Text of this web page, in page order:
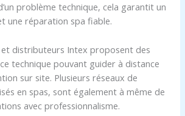
problème technique, cela garantit un
une réparation spa fiable.
distributeurs Intex proposent des
technique pouvant guider à distance
sur site. Plusieurs réseaux de
en spas, sont également à même de
avec professionnalisme.